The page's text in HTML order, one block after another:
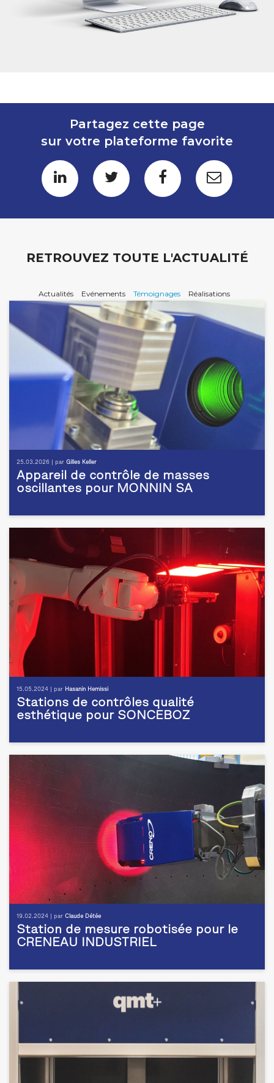
Partagez cette page
sur votre plateforme favorite
RETROUVEZ TOUTE L'ACTUALITÉ
Actualités Evénements Témoignages Réalisations
25.03.2026 | par Gilles Keller
Appareil de contrôle de masses
oscillantes pour MONNIN SA
15.05.2024 | par Hasanin Hemissi
Stations de contrôles qualité
esthétique pour SONCEBOZ
19.02.2024 | par Claude Détée
Station de mesure robotisée pour le
CRENEAU INDUSTRIEL